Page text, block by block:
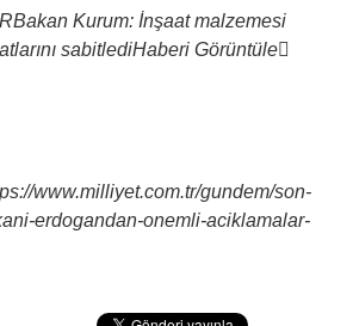
Bakan Kurum: İnşaat malzemesi
sabitlediHaberi Görüntüle
www.milliyet.com.tr/gundem/son-
erdogandan-onemli-aciklamalar-